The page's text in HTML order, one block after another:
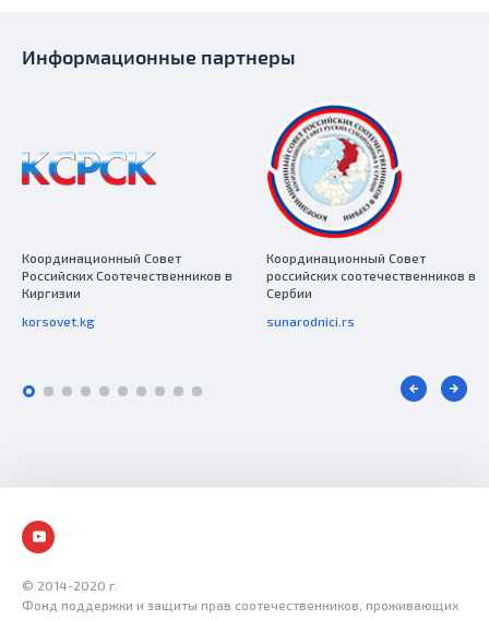
Информационные партнеры
Координационный Совет
Российских Соотечественников в
Киргизии
korsovet.kg
Координационный Совет
российских соотечественников в
Сербии
sunarodnici.rs
© 2014-2020 г.
Фонд поддержки и защиты прав соотечественников, проживающих